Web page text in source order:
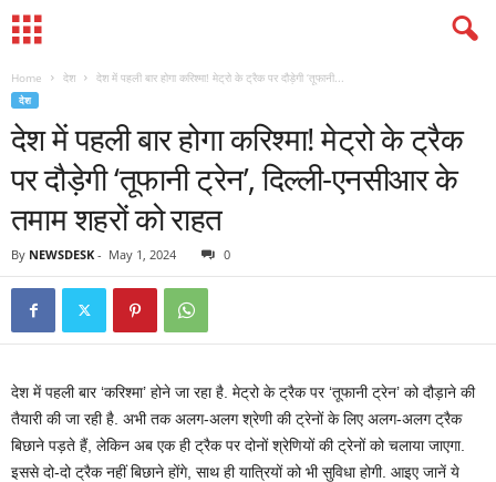
Home देश देश में पहली बार होगा करिश्‍मा! मेट्रो के ट्रैक पर दौड़ेगी ‘तूफानी...
देश
देश में पहली बार होगा करिश्‍मा! मेट्रो के ट्रैक
पर दौड़ेगी ‘तूफानी ट्रेन’, दिल्‍ली-एनसीआर के
तमाम शहरों को राहत
By NEWSDESK - May 1, 2024 0
देश में पहली बार ‘करिश्‍मा’ होने जा रहा है. मेट्रो के ट्रैक पर ‘तूफानी ट्रेन’ को दौड़ाने की
तैयारी की जा रही है. अभी तक अलग-अलग श्रेणी की ट्रेनों के लिए अलग-अलग ट्रैक
बिछाने पड़ते हैं, लेकिन अब एक ही ट्रैक पर दोनों श्रेणियों की ट्रेनों को चलाया जाएगा.
इससे दो-दो ट्रैक नहीं बिछाने होंगे, साथ ही यात्रियों को भी सुविधा होगी. आइए जानें ये